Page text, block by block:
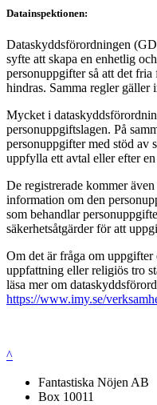
Datainspektionen:
Dataskyddsförordningen
syfte att skapa en enhetlig
personuppgifter så att det
hindras. Samma regler gäller
Mycket i
personuppgiftslagen. På
personuppgifter med stöd av
uppfylla ett avtal eller efter
De registrerade kommer
information om den
som behandlar
säkerhetsåtgärder för att
Om det är fråga om
uppfattning eller religiös tro
läsa mer om
https://www.imy.se/
^
Fantastiska Nöjen AB
Box 10011